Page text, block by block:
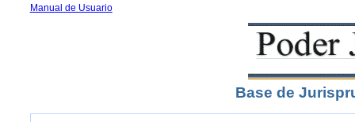
Manual de Usuario
Base de